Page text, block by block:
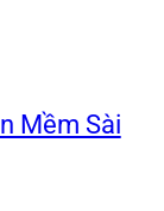
Mềm Sài